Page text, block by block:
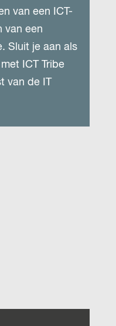
van een ICT-
van een
Sluit je aan als
ICT Tribe
van de IT